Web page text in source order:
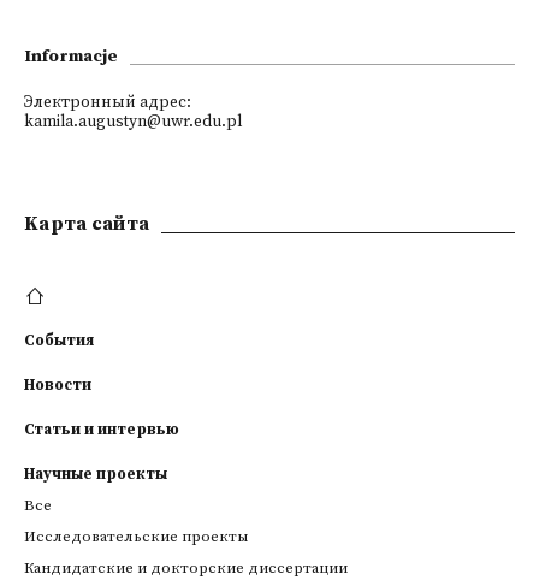
Informacje
Электронный адрес:
kamila.augustyn@uwr.edu.pl
Kарта сайта
События
Новости
Статьи и интервью
Научные проекты
Все
Исследовательские проекты
Кандидатские и докторские диссертации